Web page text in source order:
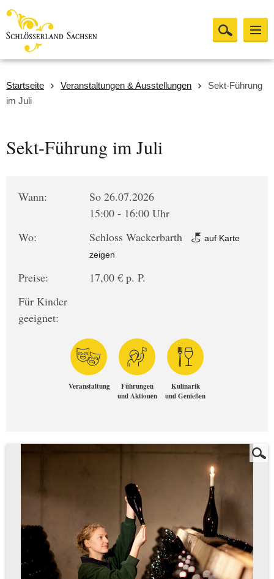
Startseite Veranstaltungen & Ausstellungen
Sekt-Führung
im Juli
Sekt-Führung im Juli
Wann:
So 26.07.2026
15:00 - 16:00 Uhr
Wo:
Schloss Wackerbarth
auf Karte
zeigen
Preise:
17,00 € p. P.
Für Kinder
geeignet:
Veranstaltung
Führungen
und Aktionen
Kulinarik
und Genießen